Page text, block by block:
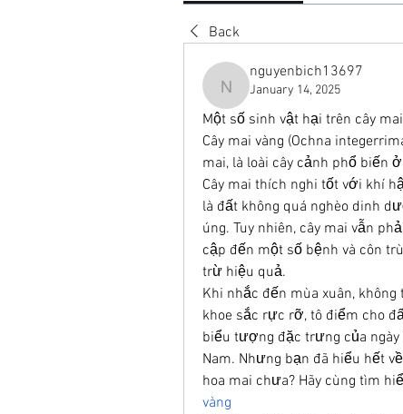
Back
nguyenbich13697
nguyenbich13697
January 14, 2025
Một số sinh vật hại trên cây mai
Cây mai vàng (Ochna
mai, là loài cây cảnh phổ biến
Cây mai thích nghi tốt với khí
là đất không quá nghèo dinh
úng. Tuy nhiên, cây mai vẫn
cập đến một số bệnh và côn
trừ hiệu quả.
Khi nhắc đến mùa xuân,
khoe sắc rực rỡ, tô điểm cho
biểu tượng đặc trưng của
Nam. Nhưng bạn đã hiểu hết
hoa mai chưa? Hãy cùng tìm
vàng